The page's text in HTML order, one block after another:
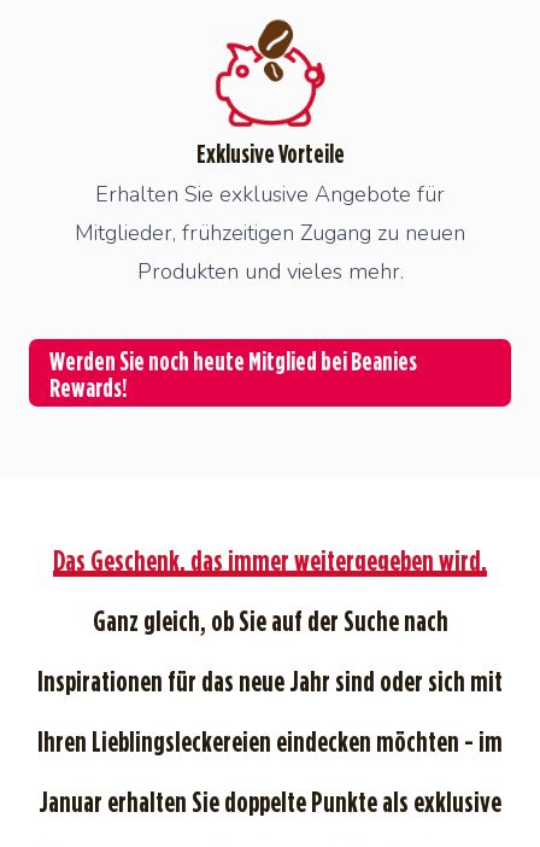
Exklusive Vorteile
Erhalten Sie exklusive Angebote für
Mitglieder, frühzeitigen Zugang zu neuen
Produkten und vieles mehr.
Werden Sie noch heute Mitglied bei Beanies
Rewards!
Das Geschenk, das immer weitergegeben wird.
Ganz gleich, ob Sie auf der Suche nach
Inspirationen für das neue Jahr sind oder sich mit
Ihren Lieblingsleckereien eindecken möchten - im
Januar erhalten Sie doppelte Punkte als exklusive